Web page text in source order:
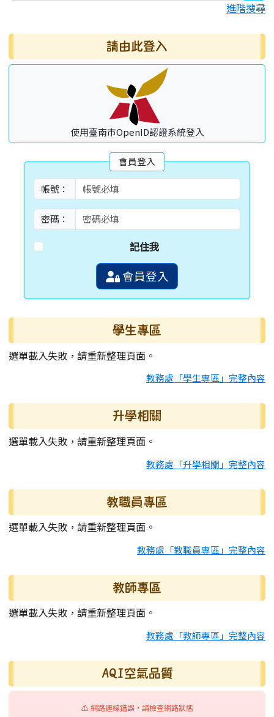
進階搜尋
請由此登入
使用臺南市OpenID認證系統登入
會員登入
帳號：
密碼：
記住我
會員登入
學生專區
選單載入失敗，請重新整理頁面。
教務處「學生專區」完整內容
升學相關
選單載入失敗，請重新整理頁面。
教務處「升學相關」完整內容
教職員專區
選單載入失敗，請重新整理頁面。
教務處「教職員專區」完整內容
教師專區
選單載入失敗，請重新整理頁面。
教務處「教師專區」完整內容
AQI空氣品質
⚠️ 網路連線錯誤，請檢查網路狀態